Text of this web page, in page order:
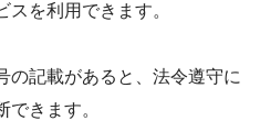
を利用できます。
の記載があると、法令遵守に
きます。